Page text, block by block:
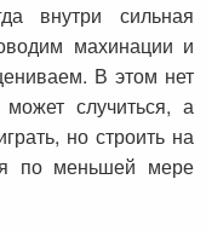
внутри сильная
махинации и
В этом нет
случиться, а
но строить на
по меньшей мере